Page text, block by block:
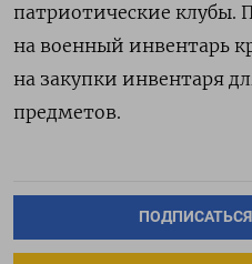
патриотические клубы.
на военный инвентарь
на закупки инвентаря
предметов.